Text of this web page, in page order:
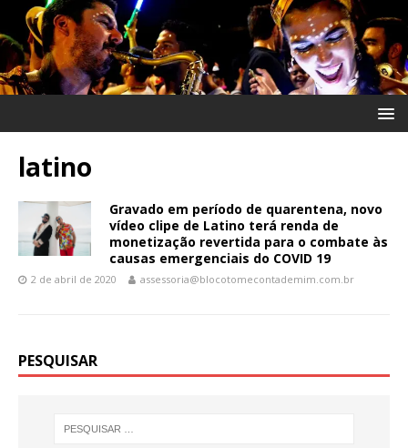
latino
Gravado em período de quarentena, novo
vídeo clipe de Latino terá renda de
monetização revertida para o combate às
causas emergenciais do COVID 19
2 de abril de 2020 assessoria@blocotomecontademim.com.br
PESQUISAR